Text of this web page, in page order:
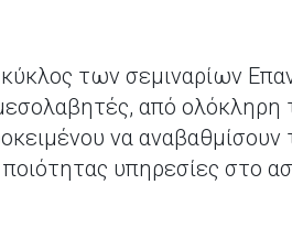
των σεμιναρίων
από
να αναβαθμίσουν
υπηρεσίες στο